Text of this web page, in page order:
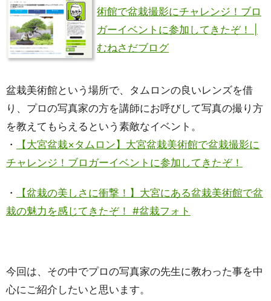
術館で盆栽撮影にチャレンジ！ブロ
ガーイベントに参加してきたぞ！ |
むねさだブログ
盆栽美術館という場所で、タムロンの良いレンズを借
り、プロの写真家の方を講師にお呼びして写真の撮り方
を教えてもらえるという素敵なイベント。
・
【大宮盆栽×タムロン】大宮盆栽美術館で盆栽撮影に
チャレンジ！ブロガーイベントに参加してきたぞ！
・
【盆栽の美しさに衝撃！】大宮にある盆栽美術館で盆
栽の魅力を感じてきたぞ！ #盆栽フォト
今回は、その中でプロの写真家の先生に教わった事を中
心にご紹介したいと思います。